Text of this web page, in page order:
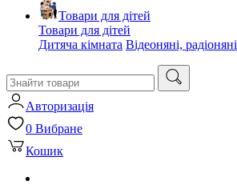
Товари для дітей
Товари для дітей
Дитяча кімната Відеоняні, радіоняні
Авторизація
0 Вибране
Кошик